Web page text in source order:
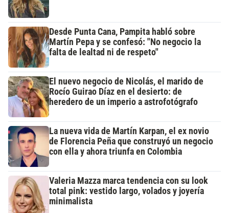
Desde Punta Cana, Pampita habló sobre
Martín Pepa y se confesó: "No negocio la
falta de lealtad ni de respeto"
El nuevo negocio de Nicolás, el marido de
Rocío Guirao Díaz en el desierto: de
heredero de un imperio a astrofotógrafo
La nueva vida de Martín Karpan, el ex novio
de Florencia Peña que construyó un negocio
con ella y ahora triunfa en Colombia
Valeria Mazza marca tendencia con su look
total pink: vestido largo, volados y joyería
minimalista